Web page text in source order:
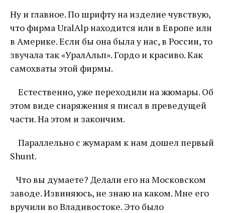
Ну и главное. По шрифту на изделие чувствую,
что фирма UralAlp находится или в Европе или
в Америке. Если бы она была у нас, в России, то
звучала так «УралАльп». Гордо и красиво. Как
самохваты этой фирмы.
Естественно, уже переходили на жюмары. Об
этом виде снаряжения я писал в преведущей
части. На этом и закончим.
Параллельно с жумарам к нам дошел первый
Shunt.
Что вы думаете? Делали его на Московском
заводе. Извиняюсь, не знаю на каком. Мне его
вручили во Владивостоке. Это было